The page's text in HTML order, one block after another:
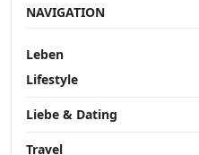
NAVIGATION
Leben
Lifestyle
Liebe & Dating
Travel